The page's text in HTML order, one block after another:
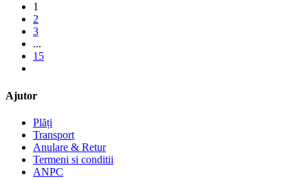
1
2
3
...
15
Ajutor
Plăți
Transport
Anulare & Retur
Termeni si conditii
ANPC